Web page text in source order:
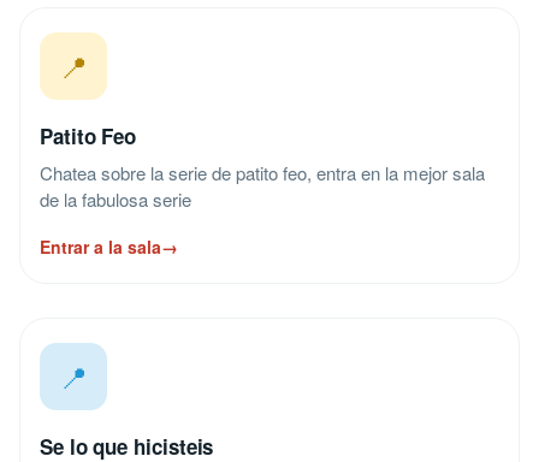
📍
Patito Feo
Chatea sobre la serie de patito feo, entra en la mejor sala
de la fabulosa serie
Entrar a la sala→
📍
Se lo que hicisteis